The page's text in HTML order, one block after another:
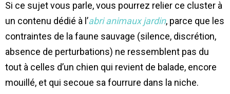
Si ce sujet vous parle, vous pourrez relier ce cluster à
un contenu dédié à l’abri animaux jardin, parce que les
contraintes de la faune sauvage (silence, discrétion,
absence de perturbations) ne ressemblent pas du
tout à celles d’un chien qui revient de balade, encore
mouillé, et qui secoue sa fourrure dans la niche.